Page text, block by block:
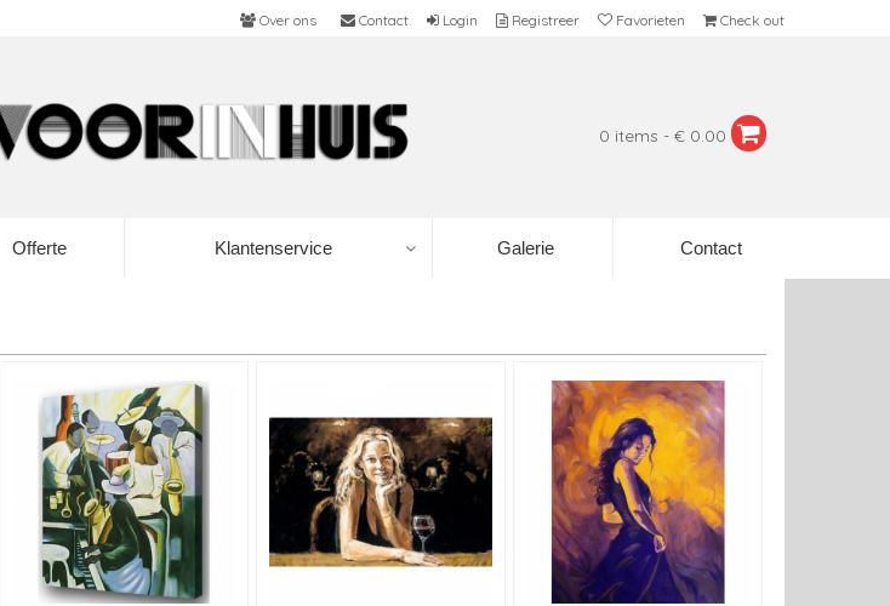
Over ons Contact Login Registreer Favorieten Check out
0 items - € 0.00
Offerte Klantenservice Galerie Contact